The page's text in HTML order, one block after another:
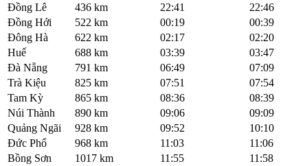
Đồng Lê
436 km 22:41 22:46
Đồng Hới
522 km 00:19 00:39
Đông Hà
622 km 02:17 02:20
Huế
688 km 03:39 03:47
Đà Nẵng
791 km 06:49 07:09
Trà Kiệu
825 km 07:51 07:54
Tam Kỳ
865 km 08:36 08:39
Núi Thành
890 km 09:06 09:09
Quảng Ngãi
928 km 09:52 10:10
Đức Phổ
968 km 11:03 11:06
Bồng Sơn
1017 km 11:55 11:58